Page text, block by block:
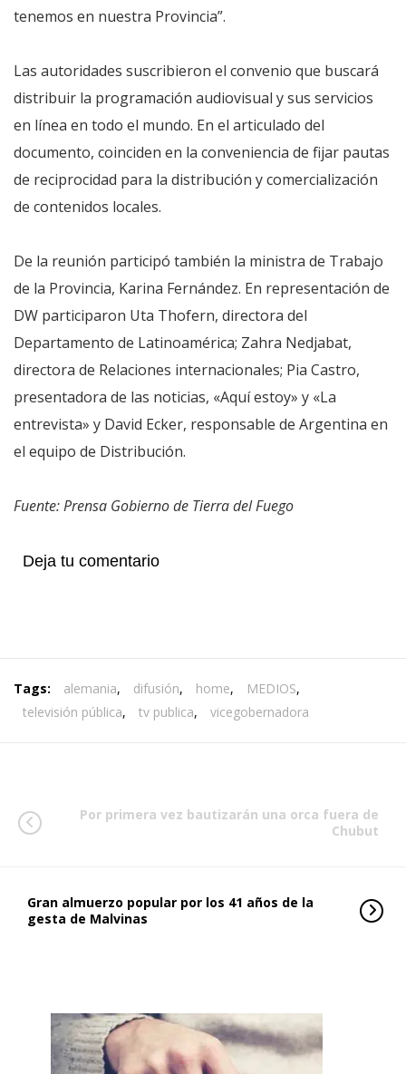
tenemos en nuestra Provincia”.
Las autoridades suscribieron el convenio que buscará
distribuir la programación audiovisual y sus servicios
en línea en todo el mundo. En el articulado del
documento, coinciden en la conveniencia de fijar pautas
de reciprocidad para la distribución y comercialización
de contenidos locales.
De la reunión participó también la ministra de Trabajo
de la Provincia, Karina Fernández. En representación de
DW participaron Uta Thofern, directora del
Departamento de Latinoamérica; Zahra Nedjabat,
directora de Relaciones internacionales; Pia Castro,
presentadora de las noticias, «Aquí estoy» y «La
entrevista» y David Ecker, responsable de Argentina en
el equipo de Distribución.
Fuente: Prensa Gobierno de Tierra del Fuego
Deja tu comentario
Tags: alemania, difusión, home, MEDIOS,
televisión pública, tv publica, vicegobernadora
Por primera vez bautizarán una orca fuera de
Chubut
Gran almuerzo popular por los 41 años de la
gesta de Malvinas